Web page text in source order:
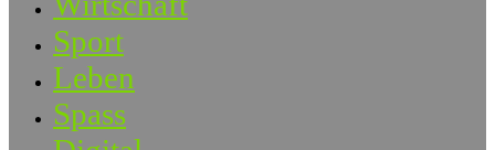
Sport
Leben
Spass